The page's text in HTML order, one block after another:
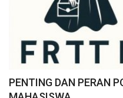
Gallery Shop
Kontak
PENTING DAN PERAN